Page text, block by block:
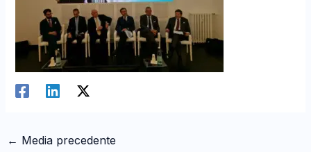
← Media precedente